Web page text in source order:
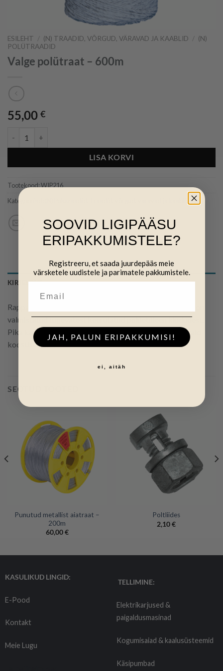
ESILEHT / (N) TRAADID, VÕRGUD, VÄRAVAD JA KAABLID / (N)
POLÜTRAADID
Valge polütraat – 600m
55,00 €
LISA KORVI
Tootekood:WIP216
Kategooriad:
Traadid, võrgud, väravad ja kaablid
KIRJELDUS
Rappa polütraadid – 6 tugeva metallniidiga polütraadid on
valmistatud tugevatest keerutatud polüetüleen kiududest.
Pika kasutusea tagamiseks sisaldab UV kindlust tõstvaid
koostisaineid.
SEOTUD TOOTED
Punutud metallist aiatraat –
200m
60,00€
Poltliides
2,10€
KASULIKUD LINGID:
E-Pood
Kontakt
Meie Lugu
TELLIMINE:
Elektrikarjused &
paigaldusmasinad
Kogumisaiad & kaalusüsteemid
Käsipumbad
SOOVID LIGIPÄÄSU
ERIPAKKUMISTELE?
Registreeru, et saada juurdepääs meie
värsketele uudistele ja parimatele pakkumistele.
JAH, PALUN ERIPAKKUMISI!
ei, aitäh